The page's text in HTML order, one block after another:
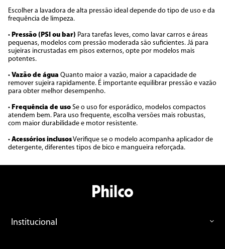
Escolher a lavadora de alta pressão ideal depende do tipo de uso e da
frequência de limpeza.
• Pressão (PSI ou bar) Para tarefas leves, como lavar carros e áreas
pequenas, modelos com pressão moderada são suficientes. Já para
sujeiras incrustadas em pisos externos, opte por modelos mais
potentes.
• Vazão de água Quanto maior a vazão, maior a capacidade de
remover sujeira rapidamente. É importante equilibrar pressão e vazão
para obter melhor desempenho.
• Frequência de uso Se o uso for esporádico, modelos compactos
atendem bem. Para uso frequente, escolha versões mais robustas,
com maior durabilidade e motor resistente.
• Acessórios inclusosVerifique se o modelo acompanha aplicador de
detergente, diferentes tipos de bico e mangueira reforçada.
Institucional